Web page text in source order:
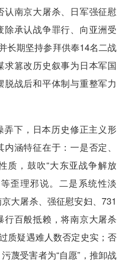
认南京大屠杀、日军强征慰
承认战争罪行、向亚洲受
长期坚持参拜供奉14名二战
求篡改历史叙事为日本军国
战后和平体制与重整军力
弄下，日本历史修正主义形
涵特征在于：一是否定、
质，鼓吹“大东亚战争解放
歪理邪说。二是系统性淡
大屠杀、强征慰安妇、731
行百般抵赖，将南京大屠杀
质疑遇难人数否定史实；否
蔑受害者为“自愿”，推卸战